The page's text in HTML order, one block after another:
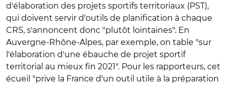
d'élaboration des projets sportifs territoriaux (PST),
qui doivent servir d'outils de planification à chaque
CRS, s'annoncent donc "plutôt lointaines". En
Auvergne-Rhône-Alpes, par exemple, on table "sur
l'élaboration d'une ébauche de projet sportif
territorial au mieux fin 2021". Pour les rapporteurs, cet
écueil "prive la France d'un outil utile à la préparation